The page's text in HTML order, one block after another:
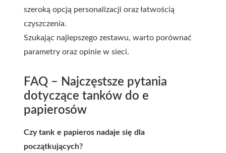
szeroką opcją personalizacji oraz łatwością
czyszczenia.
Szukając najlepszego zestawu, warto porównać
parametry oraz opinie w sieci.
FAQ – Najczęstsze pytania
dotyczące tanków do e
papierosów
Czy tank e papieros nadaje się dla
początkujących?